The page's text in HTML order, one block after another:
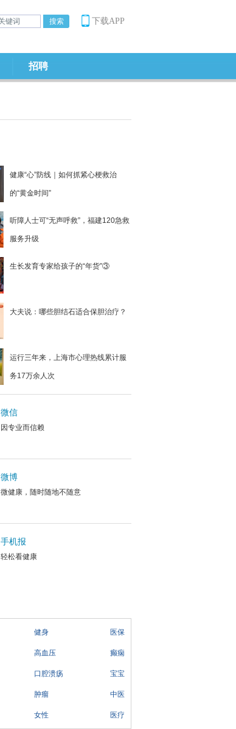
下载APP
招聘
健康“心”防线｜如何抓紧心梗救治
的“黄金时间”
听障人士可“无声呼救”，福建120急救
服务升级
生长发育专家给孩子的“年货”③
大夫说：哪些胆结石适合保胆治疗？
运行三年来，上海市心理热线累计服
务17万余人次
微信
因专业而信赖
微博
微健康，随时随地不随意
手机报
轻松看健康
健身 医保
高血压 癫痫
口腔溃疡 宝宝
肿瘤 中医
女性 医疗